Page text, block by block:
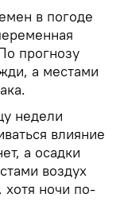
в погоде
прогнозу
а местами
недели
влияние
а осадки
воздух
хотя ночи по-